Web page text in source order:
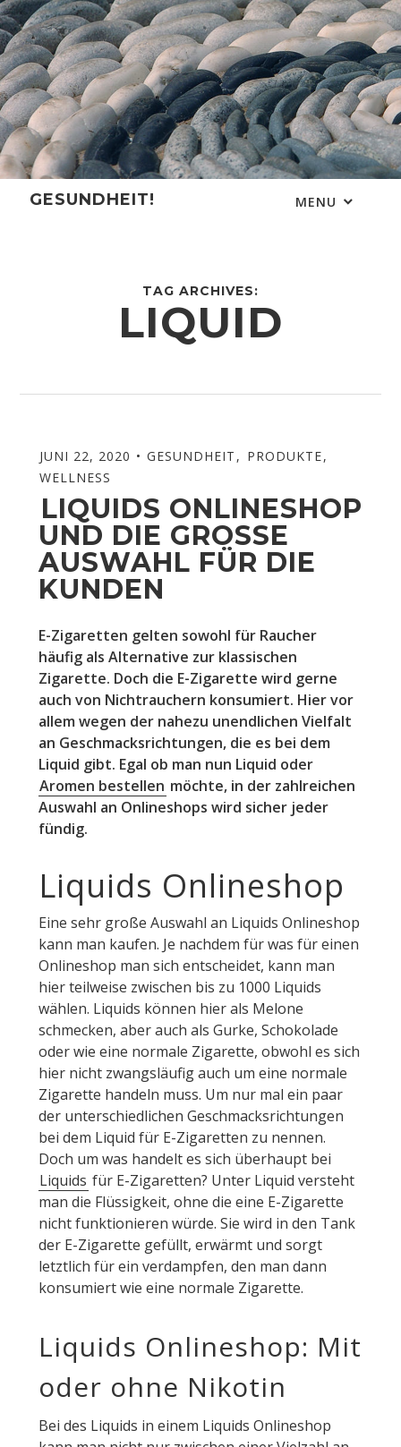
Skip
to
content
GESUNDHEIT! MENU
TAG ARCHIVES:
LIQUID
JUNI 22, 2020 GESUNDHEIT , PRODUKTE,
WELLNESS
LIQUIDS ONLINESHOP
UND DIE GROSSE A
USWAHL FÜR DIE K
UNDEN
E-Zigaretten gelten sowohl für Raucher
häufig als Alternative zur klassischen
Zigarette. Doch die E-Zigarette wird gerne
auch von Nichtrauchern konsumiert. Hier vor
allem wegen der nahezu unendlichen Vielfalt
an Geschmacksrichtungen, die es bei dem
Liquid gibt. Egal ob man nun Liquid oder
Aromen bestellen möchte, in der zahlreichen
Auswahl an Onlineshops wird sicher jeder
fündig.
Liquids Onlineshop
Eine sehr große Auswahl an Liquids Onlineshop
kann man kaufen. Je nachdem für was für einen
Onlineshop man sich entscheidet, kann man
hier teilweise zwischen bis zu 1000 Liquids
wählen. Liquids können hier als Melone
schmecken, aber auch als Gurke, Schokolade
oder wie eine normale Zigarette, obwohl es sich
hier nicht zwangsläufig auch um eine normale
Zigarette handeln muss. Um nur mal ein paar
der unterschiedlichen Geschmacksrichtungen
bei dem Liquid für E-Zigaretten zu nennen.
Doch um was handelt es sich überhaupt bei
Liquids für E-Zigaretten? Unter Liquid versteht
man die Flüssigkeit, ohne die eine E-Zigarette
nicht funktionieren würde. Sie wird in den Tank
der E-Zigarette gefüllt, erwärmt und sorgt
letztlich für ein verdampfen, den man dann
konsumiert wie eine normale Zigarette.
Liquids Onlineshop: Mit
oder ohne Nikotin
Bei des Liquids in einem Liquids Onlineshop